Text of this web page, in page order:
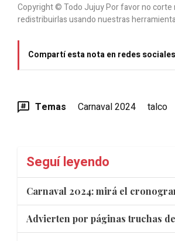
Copyright © Todo Jujuy Por favor no corte
redistribuirlas usando nuestras
Compartí esta nota en redes
Temas Carnaval 2024 talco
Seguí leyendo
Carnaval 2024: mirá el
Advierten por páginas truchas